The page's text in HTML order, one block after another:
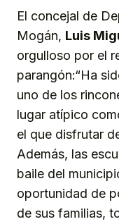
El concejal de
Mogán, Luis
orgulloso por el
parangón:“Ha
uno de los
lugar atípico
el que disfrutar
Además, las
baile del
oportunidad de
de sus familias,